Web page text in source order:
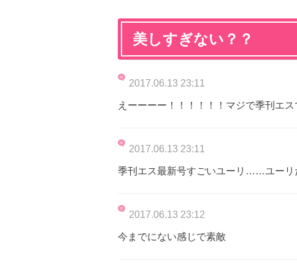
美しすぎない？？
2017.06.13 23:11
えーーーー！！！！！！マジで季刊エス
2017.06.13 23:11
季刊エス最新号すごいユーリ……ユー
2017.06.13 23:12
今までにない感じで素敵